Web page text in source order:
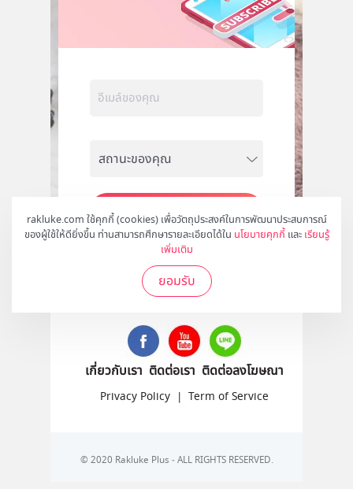
rakluke.com ใช้คุกกี้ (cookies) เพื่อวัตถุประสงค์ในการพัฒนาประสบการณ์
ของผู้ใช้ให้ดียิ่งขึ้น ท่านสามารถศึกษารายละเอียดได้ใน นโยบายคุกกี้ และ เรียนรู้
เพิ่มเติม
ยอมรับ
สมัคร
ติดตามเราได้ที่
เกี่ยวกับเรา ติดต่อเรา ติดต่อลงโฆษณา
Privacy Policy | Term of Service
© 2020 Rakluke Plus - ALL RIGHTS RESERVED.